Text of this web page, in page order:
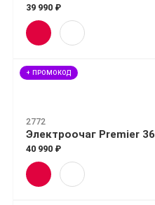
39 990 ₽
+ ПРОМОКОД
2772
Электроочаг Premier 36
40 990 ₽